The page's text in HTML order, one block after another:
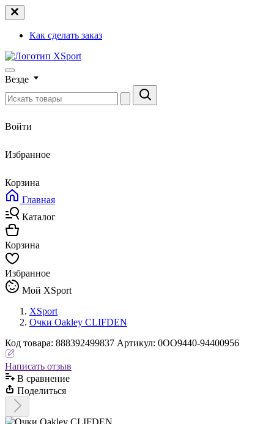
Как сделать заказ
Везде
Войти
Избранное
Корзина
Главная
Каталог
Корзина
Избранное
Мой XSport
XSport
Очки Oakley CLIFDEN
Код товара: 888392499837 Артикул: 0OO9440-94400956
Написать отзыв
В сравнениe
Поделиться